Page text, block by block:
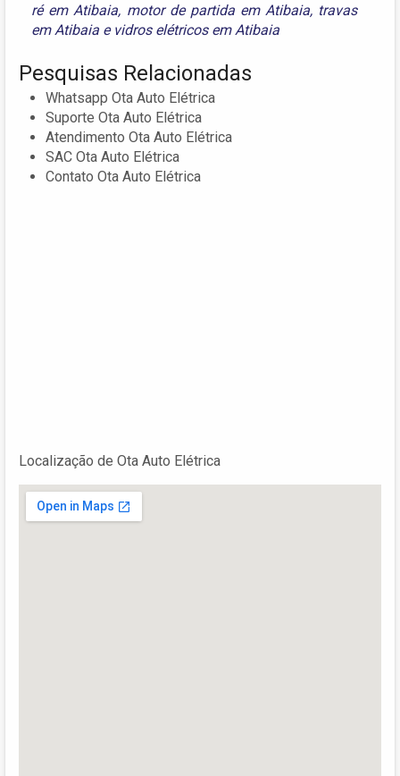
ré em Atibaia, motor de partida em Atibaia, travas
em Atibaia e vidros elétricos em Atibaia
Pesquisas Relacionadas
Whatsapp Ota Auto Elétrica
Suporte Ota Auto Elétrica
Atendimento Ota Auto Elétrica
SAC Ota Auto Elétrica
Contato Ota Auto Elétrica
Localização de Ota Auto Elétrica